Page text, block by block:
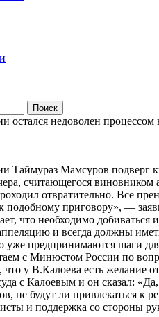
остался недоволен
Таймураз Мамсуров подверг
считающегося виновником
отвратительно. Все
подобному приговору», —
что необходимо добиваться
и всегда должны
уже предпринимаются шаги
с Минюстом России по
у В.Калоева есть желание
с Калоевым и он сказал:
не будут ли привлекаться
и поддержка со стороны